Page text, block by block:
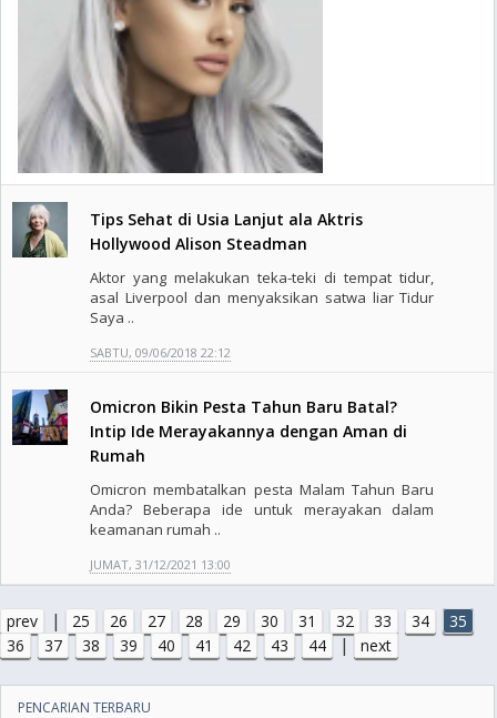
Tips Sehat di Usia Lanjut ala Aktris
Hollywood Alison Steadman
Aktor yang melakukan teka-teki di tempat tidur,
asal Liverpool dan menyaksikan satwa liar Tidur
Saya ..
SABTU, 09/06/2018 22:12
Omicron Bikin Pesta Tahun Baru Batal?
Intip Ide Merayakannya dengan Aman di
Rumah
Omicron membatalkan pesta Malam Tahun Baru
Anda? Beberapa ide untuk merayakan dalam
keamanan rumah ..
JUMAT, 31/12/2021 13:00
prev | 25 26 27 28 29 30 31 32 33 34
35
36
37 38 39 40 41 42 43 44 | next
PENCARIAN TERBARU